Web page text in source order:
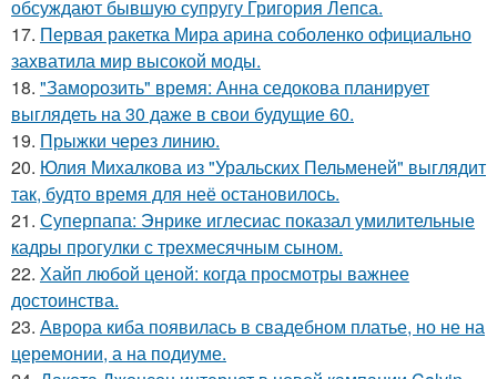
обсуждают бывшую супругу Григория Лепса.
17. Первая ракетка Мира арина соболенко официально
захватила мир высокой моды.
18. "Заморозить" время: Анна седокова планирует
выглядеть на 30 даже в свои будущие 60.
19. Прыжки через линию.
20. Юлия Михалкова из "Уральских Пельменей" выглядит
так, будто время для неё остановилось.
21. Суперпапа: Энрике иглесиас показал умилительные
кадры прогулки с трехмесячным сыном.
22. Хайп любой ценой: когда просмотры важнее
достоинства.
23. Аврора киба появилась в свадебном платье, но не на
церемонии, а на подиуме.